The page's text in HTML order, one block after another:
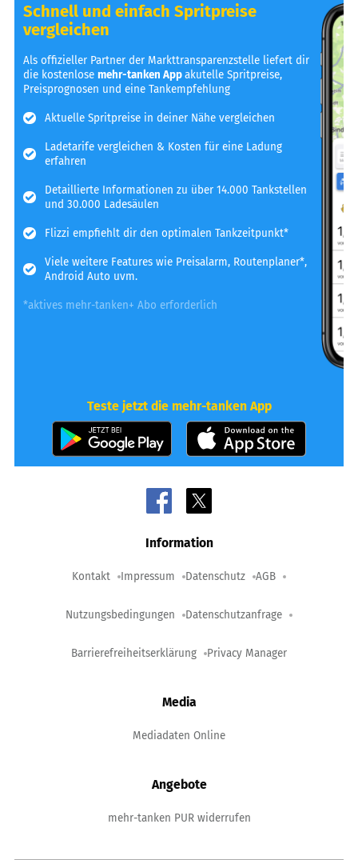
Schnell und einfach Spritpreise
vergleichen
Als offizieller Partner der Markttransparenzstelle liefert dir
die kostenlosemehr-tanken Appakutelle Spritpreise,
Preisprognosen und eine Tankempfehlung
Aktuelle Spritpreise in deiner Nähe vergleichen
Ladetarife vergleichen & Kosten für eine Ladung
erfahren
Detaillierte Informationen zu über 14.000 Tankstellen
und 30.000 Ladesäulen
Flizzi empfiehlt dir den optimalen Tankzeitpunkt*
Viele weitere Features wie Preisalarm, Routenplaner*,
Android Auto uvm.
*aktives mehr-tanken+ Abo erforderlich
Teste jetzt die mehr-tanken App
Information
Kontakt Impressum Datenschutz AGB
Nutzungsbedingungen Datenschutzanfrage
Barrierefreiheitserklärung Privacy Manager
Media
Mediadaten Online
Angebote
mehr-tanken PUR widerrufen